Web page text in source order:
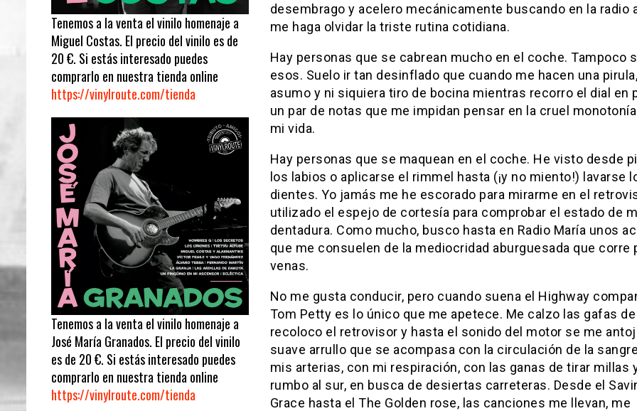
desembrago y acelero mecánicamente buscando en la radio
me haga olvidar la triste rutina cotidiana.
Hay personas que se cabrean mucho en el coche. Tampoco
esos. Suelo ir tan desinflado que cuando me hacen una
asumo y ni siquiera tiro de bocina mientras recorro el dial en
un par de notas que me impidan pensar en la cruel
mi vida.
Hay personas que se maquean en el coche. He visto desde
los labios o aplicarse el rimmel hasta (¡y no miento!) lavarse
dientes. Yo jamás me he escorado para mirarme en el
utilizado el espejo de cortesía para comprobar el estado de
dentadura. Como mucho, busco hasta en Radio María unos
que me consuelen de la mediocridad aburguesada que corre
venas.
No me gusta conducir, pero cuando suena el Highway
Tom Petty es lo único que me apetece. Me calzo las gafas
recoloco el retrovisor y hasta el sonido del motor se me
suave arrullo que se acompasa con la circulación de la
mis arterias, con mi respiración, con las ganas de tirar millas
rumbo al sur, en busca de desiertas carreteras. Desde el
Grace hasta el The Golden rose, las canciones me llevan, me
Tenemos a la venta el vinilo homenaje a
Miguel Costas. El precio del vinilo es de
20 €. Si estás interesado puedes
comprarlo en nuestra tienda online
https://vinylroute.com/tienda
Tenemos a la venta el vinilo homenaje a
José María Granados. El precio del vinilo
es de 20 €. Si estás interesado puedes
comprarlo en nuestra tienda online
https://vinylroute.com/tienda